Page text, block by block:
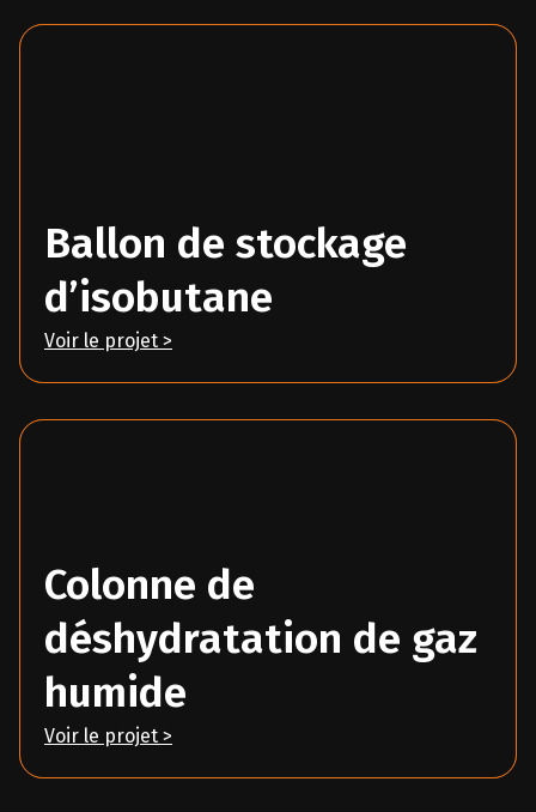
Ballon de stockage
d’isobutane
Voir le projet >
Colonne de
déshydratation de gaz
humide
Voir le projet >